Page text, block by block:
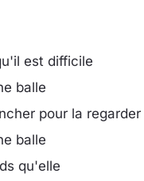
est difficile
balle
pour la regarder
balle
qu'elle